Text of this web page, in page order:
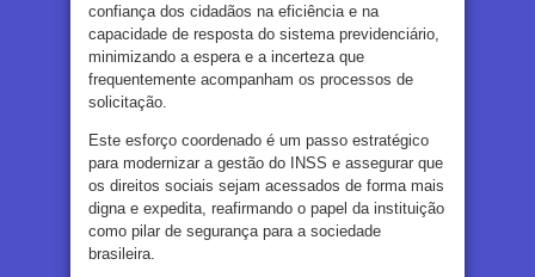
confiança dos cidadãos na eficiência e na
capacidade de resposta do sistema previdenciário,
minimizando a espera e a incerteza que
frequentemente acompanham os processos de
solicitação.
Este esforço coordenado é um passo estratégico
para modernizar a gestão do INSS e assegurar que
os direitos sociais sejam acessados de forma mais
digna e expedita, reafirmando o papel da instituição
como pilar de segurança para a sociedade
brasileira.